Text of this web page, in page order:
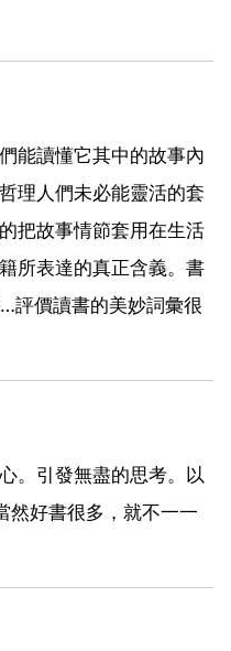
能讀懂它其中的故事內
理人們未必能靈活的套
把故事情節套用在生活
所表達的真正含義。書
評價讀書的美妙詞彙很
。引發無盡的思考。以
然好書很多，就不一一